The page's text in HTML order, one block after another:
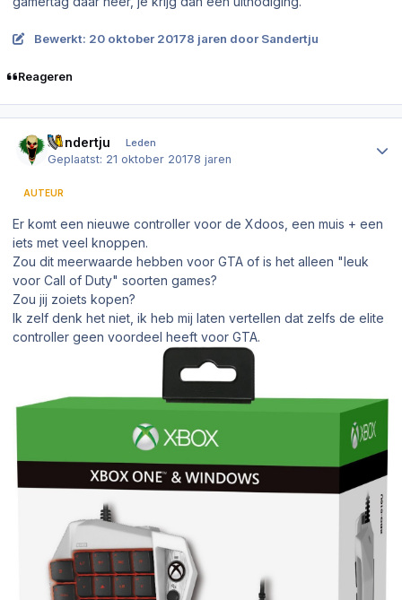
Bewerkt: 20 oktober 20178 jaren door Sandertju
Reageren
Sandertju Leden
Geplaatst: 21 oktober 20178 jaren
AUTEUR
Er komt een nieuwe controller voor de Xdoos, een muis + een
iets met veel knoppen.
Zou dit meerwaarde hebben voor GTA of is het alleen "leuk
voor Call of Duty" soorten games?
Zou jij zoiets kopen?
Ik zelf denk het niet, ik heb mij laten vertellen dat zelfs de elite
controller geen voordeel heeft voor GTA.